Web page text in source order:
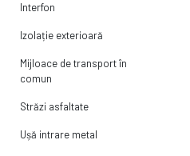
Interfon
Izolație exterioară
Mijloace de transport în
comun
Străzi asfaltate
Ușă intrare metal